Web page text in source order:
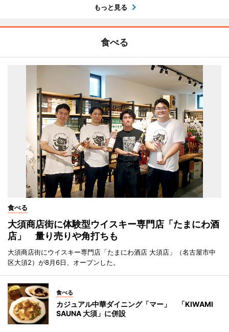
もっと見る
食べる
食べる
大須商店街に体験型ウイスキー専門店「たまにわ酒
店」 量り売りや角打ちも
大須商店街にウイスキー専門店「たまにわ酒店 大須店」（名古屋市中
区大須2）が8月6日、オープンした。
食べる
カジュアル中華ダイニング「マー」 「KIWAMI
SAUNA 大須」に併設